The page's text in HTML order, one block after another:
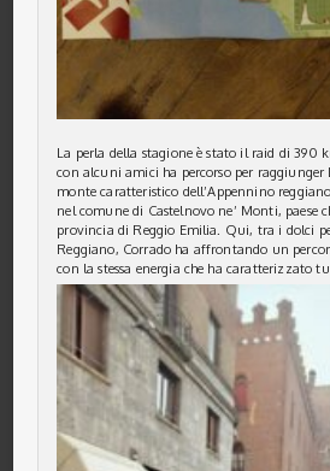
La perla della stagione è stato il raid di 390
con alcuni amici ha percorso per raggiunger
monte caratteristico dell’Appennino
nel comune di Castelnovo ne’ Monti, paese
provincia di Reggio Emilia. Qui, tra i dolci
Reggiano, Corrado ha affrontando un
con la stessa energia che ha caratterizzato